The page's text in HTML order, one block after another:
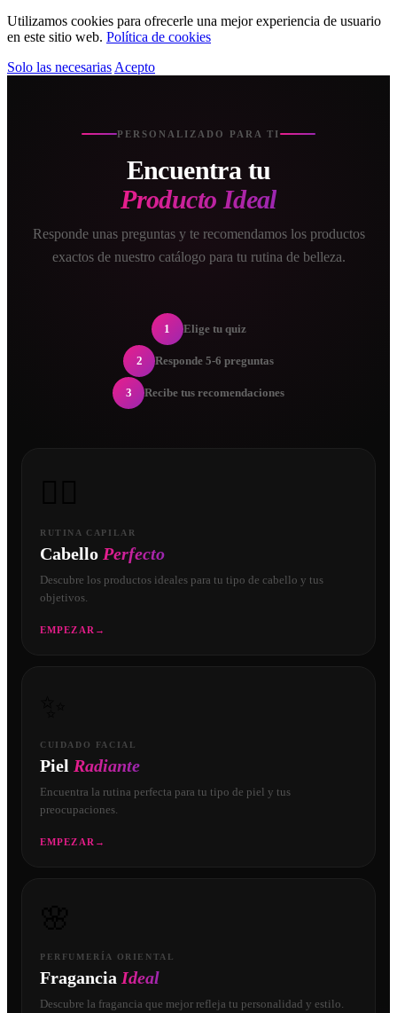
Utilizamos cookies para ofrecerle una mejor experiencia de usuario
en este sitio web. Política de cookies
Solo las necesarias Acepto
PERSONALIZADO PARA TI
Encuentra tu
Producto Ideal
Responde unas preguntas y te recomendamos los productos
exactos de nuestro catálogo para tu rutina de belleza.
1 Elige tu quiz
2 Responde 5-6 preguntas
3 Recibe tus recomendaciones
RUTINA CAPILAR
Cabello Perfecto
Descubre los productos ideales para tu tipo de cabello y tus
objetivos.
EMPEZAR →
CUIDADO FACIAL
Piel Radiante
Encuentra la rutina perfecta para tu tipo de piel y tus
preocupaciones.
EMPEZAR →
PERFUMERÍA ORIENTAL
Fragancia Ideal
Descubre la fragancia que mejor refleja tu personalidad y estilo.